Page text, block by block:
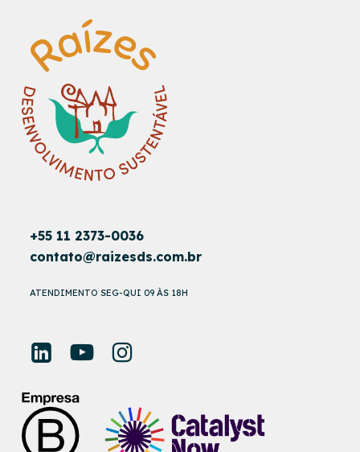
+55 11 2373-0036
contato@raizesds.com.br
ATENDIMENTO SEG-QUI 09 ÀS 18H